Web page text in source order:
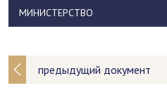
предыдущий документ
МИНИСТЕРСТВО